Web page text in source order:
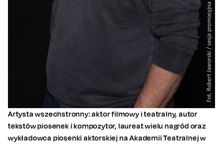
Artysta wszechstronny: aktor filmowy i teatralny, autor
tekstów piosenek i kompozytor, laureat wielu nagród oraz
wykładowca piosenki aktorskiej na Akademii Teatralnej w